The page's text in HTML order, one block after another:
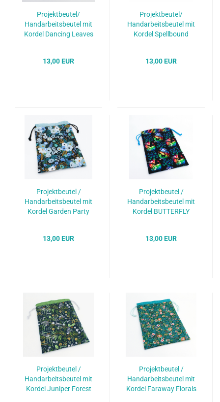
Projektbeutel/
Handarbeitsbeutel mit
Kordel Dancing Leaves
13,00 EUR
Projektbeutel/
Handarbeitsbeutel mit
Kordel Spellbound
13,00 EUR
Projektbeutel /
Handarbeitsbeutel mit
Kordel Garden Party
13,00 EUR
Projektbeutel /
Handarbeitsbeutel mit
Kordel BUTTERFLY
13,00 EUR
Projektbeutel /
Handarbeitsbeutel mit
Kordel Juniper Forest
Projektbeutel /
Handarbeitsbeutel mit
Kordel Faraway Florals